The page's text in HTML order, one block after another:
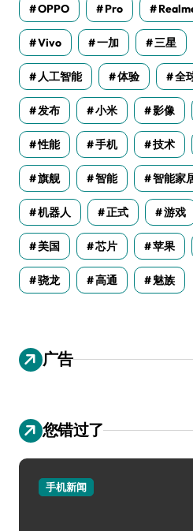
OPPO Pro
Vivo 一加 三星
人工智能 体验 全
发布 小米 影像
性能 手机 技术
旗舰 智能 智能家
机器人 正式 游戏
美国 芯片 苹果
骁龙 高通 魅族
广告
您错过了
手机新闻